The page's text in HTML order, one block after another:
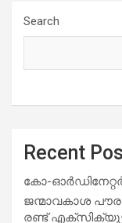
Search
Recent
കോ-
ജന്മാവകാശ
രണ്ട്